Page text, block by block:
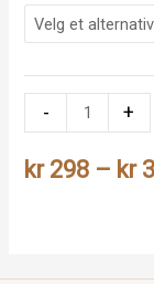
-
ski
antall
+
kr298 – kr